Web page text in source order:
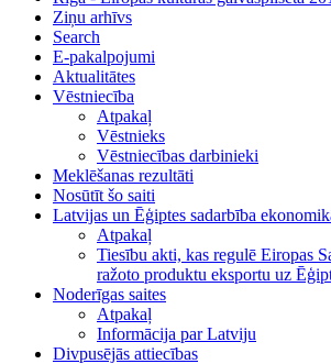
Ziņu arhīvs
Search
E-pakalpojumi
Aktualitātes
Vēstniecība
Atpakaļ
Vēstnieks
Vēstniecības darbinieki
Meklēšanas rezultāti
Nosūtīt šo saiti
Latvijas un Ēģiptes sadarbība
Atpakaļ
Tiesību akti, kas regulē Eiropas
ražoto produktu eksportu uz
Noderīgas saites
Atpakaļ
Informācija par Latviju
Divpusējās attiecības